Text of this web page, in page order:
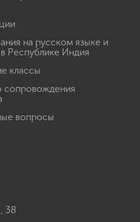
семей
приема на целевое
на русском языке и
Республике Индия
классы
вопросы